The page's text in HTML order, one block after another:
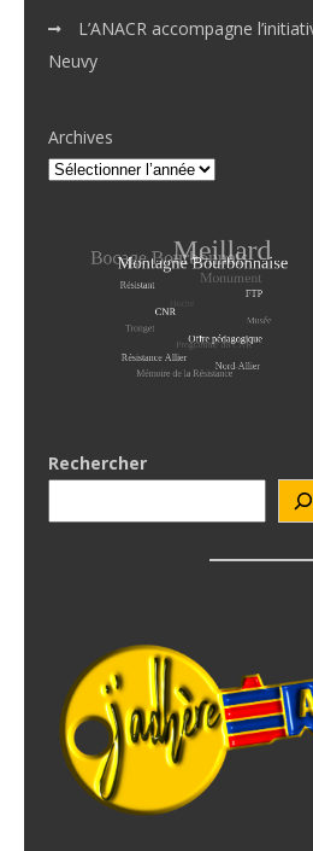
L’ANACR accompagne
Neuvy
Archives
Rechercher